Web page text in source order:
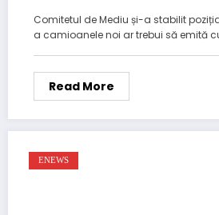
Comitetul de Mediu și-a stabilit
a camioanele noi ar trebui să emită
Read More
ENEWS